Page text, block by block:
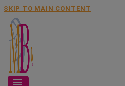
SKIP TO MAIN CONTENT